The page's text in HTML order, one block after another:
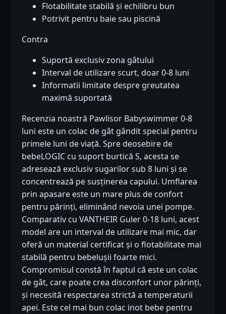
Flotabilitate stabilă și echilibru bun
Potrivit pentru baie sau piscină
Contra
Suportă exclusiv zona gâtului
Interval de utilizare scurt, doar 0-8 luni
Informatii limitate despre greutatea
maximă suportată
Recenzia noastră Pawlisor Babyswimmer 0-8
luni este un colac de gât gândit special pentru
primele luni de viață. Spre deosebire de
bebeLOGIC cu suport burtică S, acesta se
adresează exclusiv sugarilor sub 8 luni și se
concentrează pe susținerea capului. Umflarea
prin apasare este un mare plus de confort
pentru părinți, eliminând nevoia unei pompe.
Comparativ cu VANTHEIR Guler 0-18 luni, acest
model are un interval de utilizare mai mic, dar
oferă un material certificat și o flotabilitate mai
stabilă pentru bebelușii foarte mici.
Compromisul constă în faptul că este un colac
de gât, care poate crea disconfort unor părinți,
și necesită respectarea strictă a temperaturii
apei. Este cel mai bun colac inot bebe pentru